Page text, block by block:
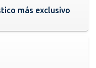
más exclusivo